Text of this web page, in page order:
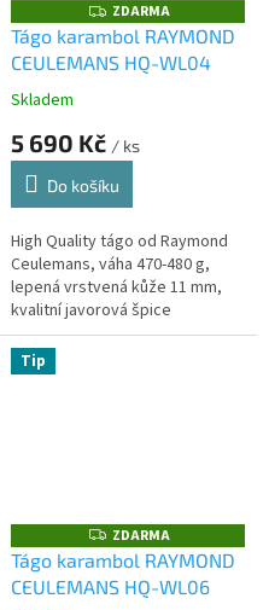
Z
D
A
R
ZDARMA
Tágo karambol RAYMOND
CEULEMANS HQ-WL04
Skladem
5 690 Kč / ks
Do košíku
High Quality tágo od Raymond
Ceulemans, váha 470-480 g,
lepená vrstvená kůže 11 mm,
kvalitní javorová špice
Tip
Z
D
A
R
ZDARMA
Tágo karambol RAYMOND
CEULEMANS HQ-WL06